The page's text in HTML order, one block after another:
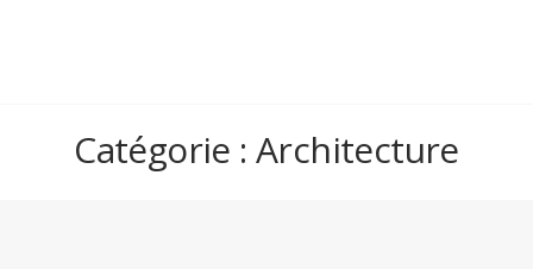
Catégorie : Architecture